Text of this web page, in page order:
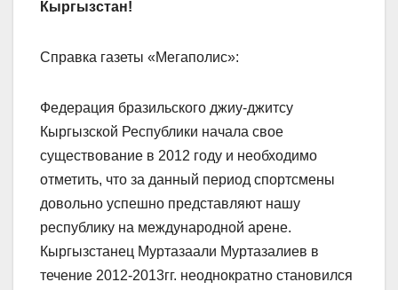
Кыргызстан!
Справка газеты «Мегаполис»:
Федерация бразильского джиу-джитсу
Кыргызской Республики начала свое
существование в 2012 году и необходимо
отметить, что за данный период спортсмены
довольно успешно представляют нашу
республику на международной арене.
Кыргызстанец Муртазаали Муртазалиев в
течение 2012-2013гг. неоднократно становился